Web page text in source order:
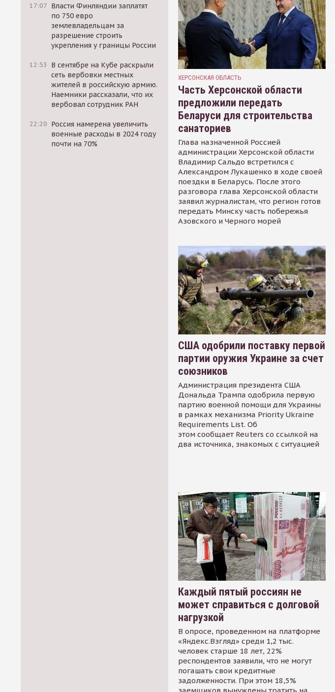
17:07 Власти Финляндии заплатят
по 750 евро
землевладельцам за
разрешение строить
укрепления у границы России
12:53
В сентябре на Кубе раскрыли
сеть вербовки местных
жителей в российскую армию.
Наемники рассказали, что их
вербовал сотрудник РАН
22:20 Россия намерена увеличить
военные расходы в 2024 году
почти на 70%
ХЕРСОНСКАЯ ОБЛАСТЬ
Часть Херсонской области
предложили передать
Беларуси для строительства
санаториев
Глава назначенной Россией
администрации Херсонской области
Владимир Сальдо встретился с
Александром Лукашенко в ходе своей
поездки в Беларусь. После этого
разговора глава Херсонской области
заявил журналистам, что регион готов
передать Минску часть побережья
Азовского и Черного морей
США одобрили поставку первой
партии оружия Украине за счет
союзников
Администрация президента США
Дональда Трампа одобрила первую
партию военной помощи для Украины
в рамках механизма Priority Ukraine
Requirements List. Об
этом сообщает Reuters со ссылкой на
два источника, знакомых с ситуацией
Каждый пятый россиян не
может справиться с долговой
нагрузкой
В опросе, проведенном на платформе
«Яндекс.Взгляд» среди 1,2 тыс.
человек старше 18 лет, 22%
респондентов заявили, что не могут
погашать свои кредитные
задолженности. При этом 18,5%